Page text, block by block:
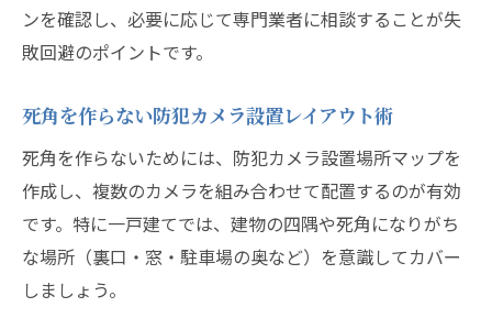
ンを確認し、必要に応じて専門業者に相談することが失
敗回避のポイントです。
死角を作らない防犯カメラ設置レイアウト術
死角を作らないためには、防犯カメラ設置場所マップを
作成し、複数のカメラを組み合わせて配置するのが有効
です。特に一戸建てでは、建物の四隅や死角になりがち
な場所（裏口・窓・駐車場の奥など）を意識してカバー
しましょう。